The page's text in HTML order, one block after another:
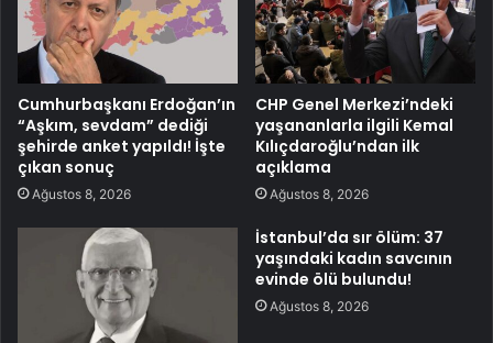
Cumhurbaşkanı Erdoğan’ın
“Aşkım, sevdam” dediği
şehirde anket yapıldı! İşte
çıkan sonuç
Ağustos 8, 2026
CHP Genel Merkezi’ndeki
yaşananlarla ilgili Kemal
Kılıçdaroğlu’ndan ilk
açıklama
Ağustos 8, 2026
İstanbul’da sır ölüm: 37
yaşındaki kadın savcının
evinde ölü bulundu!
Ağustos 8, 2026